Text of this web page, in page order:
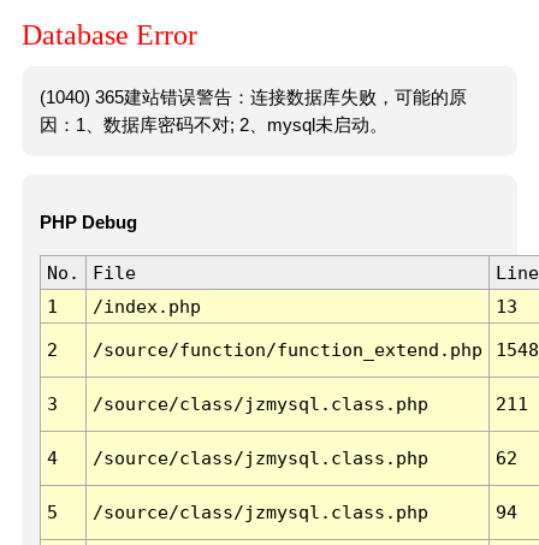
Database Error
(1040) 365建站错误警告：连接数据库失败，可能的原
因：1、数据库密码不对; 2、mysql未启动。
PHP Debug
No. File
Line
1
/index.php 13
2 /source/function/function_extend.php 1548
3 /source/class/jzmysql.class.php 211
4 /source/class/jzmysql.class.php 62
5 /source/class/jzmysql.class.php 94